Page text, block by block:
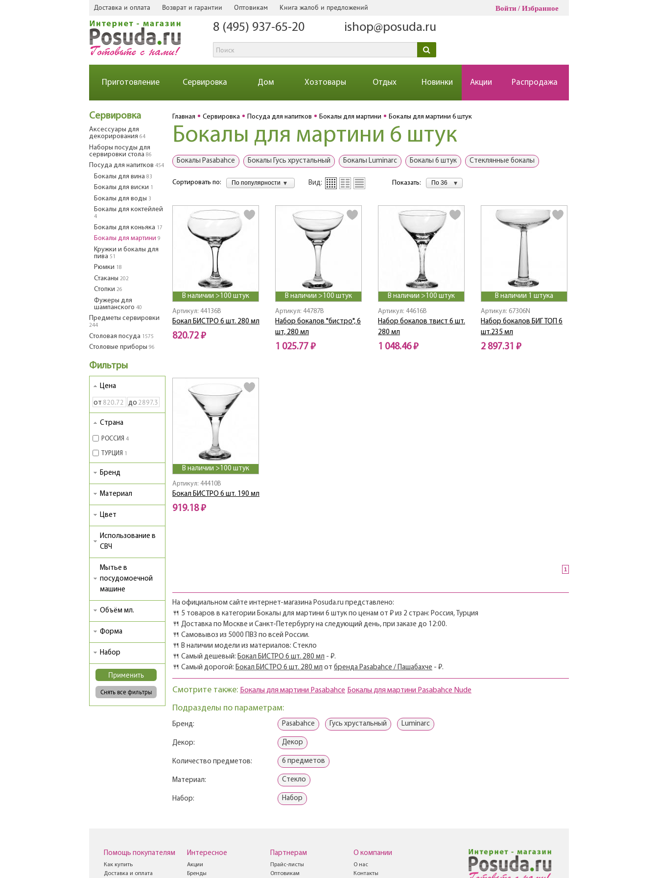
Доставка и оплата Возврат и гарантии Оптовикам Книга жалоб и предложений Войти Избранное
8 (495) 937-65-20 ishop@posuda.ru
Приготовление Сервировка Дом Хозтовары Отдых Новинки Акции Распродажа
Сервировка
Аксессуары для
декорирования 64
Наборы посуды для
сервировки стола 86
Посуда для напитков 454
Бокалы для вина 83
Бокалы для виски 1
Бокалы для воды 3
Бокалы для коктейлей
4
Бокалы для коньяка 17
Бокалы для мартини 9
Кружки и бокалы для
пива 51
Рюмки 18
Стаканы 202
Стопки 26
Фужеры для
шампанского 40
Предметы сервировки
244
Столовая посуда 1575
Столовые приборы 96
Фильтры
Цена
от до
Страна
РОССИЯ 4
ТУРЦИЯ 1
Бренд
Материал
Цвет
Использование в
СВЧ
Мытье в
посудомоечной
машине
Объём мл.
Форма
Набор
Главная Сервировка Посуда для напитков Бокалы для мартини Бокалы для мартини 6 штук
Бокалы для мартини 6 штук
Бокалы Pasabahce Бокалы Гусь хрустальный Бокалы Luminarc Бокалы 6 штук Стеклянные бокалы
Сортировать по: По популярности Вид: Показать: По 36
В наличии >100 штук
Артикул: 44136B
Бокал БИСТРО 6 шт. 280 мл
820.72 ₽
В наличии >100 штук
Артикул: 44787B
Набор бокалов "бистро", 6
шт, 280 мл
1 025.77 ₽
В наличии >100 штук
Артикул: 44616B
Набор бокалов твист 6 шт.
280 мл
1 048.46 ₽
В наличии 1 штука
Артикул: 67306N
Набор бокалов БИГ ТОП 6
шт.235 мл
2 897.31 ₽
В наличии >100 штук
Артикул: 44410B
Бокал БИСТРО 6 шт. 190 мл
919.18 ₽
1
На официальном сайте интернет-магазина Posuda.ru представлено:
🍴 5 товаров в категории Бокалы для мартини 6 штук по ценам от ₽ из 2 стран: Россия, Турция
🍴 Доставка по Москве и Санкт-Петербургу на следующий день, при заказе до 12:00.
🍴 Самовывоз из 5000 ПВЗ по всей России.
🍴 В наличии модели из материалов: Стекло
🍴 Самый дешевый: Бокал БИСТРО 6 шт. 280 мл - ₽.
🍴 Самый дорогой: Бокал БИСТРО 6 шт. 280 мл от бренда Pasabahce / Пашабахче - ₽.
Смотрите также: Бокалы для мартини Pasabahce Бокалы для мартини Pasabahce Nude
Подразделы по параметрам:
Бренд: Pasabahce Гусь хрустальный Luminarc
Декор: Декор
Количество предметов: 6 предметов
Материал: Стекло
Набор: Набор
Помощь покупателям
Как купить
Доставка и оплата
Интересное
Акции
Бренды
Партнерам
Прайс-листы
Оптовикам
О компании
О нас
Контакты